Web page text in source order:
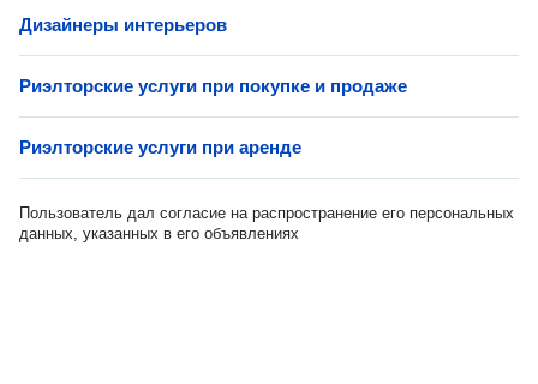
Дизайнеры интерьеров
Риэлторские услуги при покупке и продаже
Риэлторские услуги при аренде
Пользователь дал согласие на распространение его персональных
данных, указанных в его объявлениях